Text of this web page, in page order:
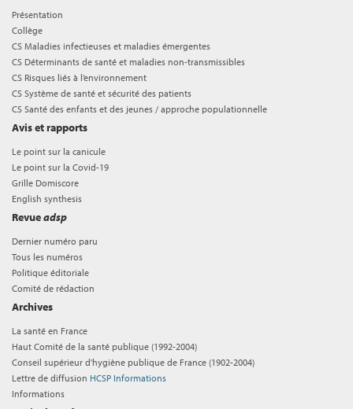
Présentation
Collège
CS Maladies infectieuses et maladies émergentes
CS Déterminants de santé et maladies non-transmissibles
CS Risques liés à l’environnement
CS Système de santé et sécurité des patients
CS Santé des enfants et des jeunes / approche populationnelle
Avis et rapports
Le point sur la canicule
Le point sur la Covid-19
Grille Domiscore
English synthesis
Revueadsp
Dernier numéro paru
Tous les numéros
Politique éditoriale
Comité de rédaction
Archives
La santé en France
Haut Comité de la santé publique (1992-2004)
Conseil supérieur d'hygiène publique de France (1902-2004)
Lettre de diffusion HCSP Informations
Informations